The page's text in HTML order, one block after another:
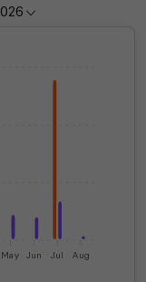
May Jun Jul Aug